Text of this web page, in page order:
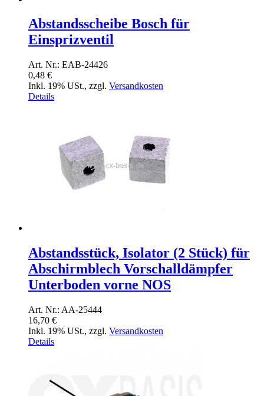
Abstandsscheibe Bosch für
Einsprizventil
Art. Nr.: EAB-24426
0,48 €
Inkl. 19% USt., zzgl. Versandkosten
Details
Abstandsstück, Isolator (2 Stück) für
Abschirmblech Vorschalldämpfer
Unterboden vorne NOS
Art. Nr.: AA-25444
16,70 €
Inkl. 19% USt., zzgl. Versandkosten
Details